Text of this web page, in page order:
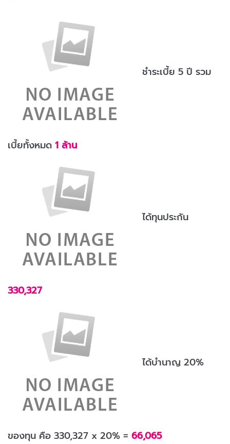
ชำระเบี้ย 5 ปี รวม
เบี้ยทั้งหมด 1 ล้าน
ได้ทุนประกัน
330,327
ได้บำนาญ 20%
ของทุน คือ 330,327 x 20% = 66,065